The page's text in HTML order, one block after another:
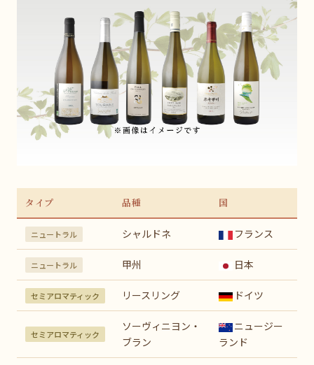
タイプ 品種 国
ニュートラル シャルドネ フランス
ニュートラル 甲州 日本
セミアロマティック リースリング ドイツ
セミアロマティック
ソーヴィニヨン・
ブラン
ニュージー
ランド